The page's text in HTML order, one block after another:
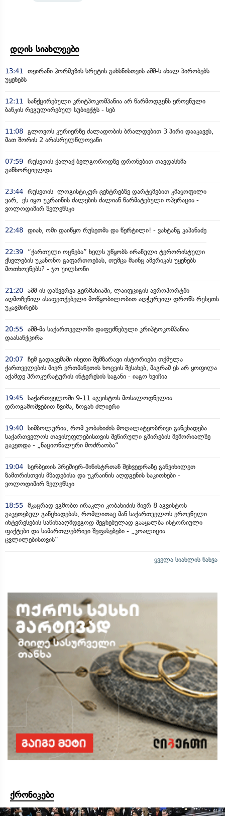
დღის სიახლეები
13:41
თეირანი ჰორმუზის სრუტის გახსნისთვის აშშ-ს ახალ პირობებს
უყენებს
12:11
სანქცირებული კრიტპოკომპანია არ წარმოდგენს ეროვნული
ბანკის რეგულირებულ სუბიექტს - სებ
11:08 გლოვოს კურიერზე ძალადობის ბრალდებით 3 პირი დააკავეს,
მათ შორის 2 არასრულწლოვანი
07:59 რუსეთის ქალაქ ბელგოროდზე დრონებით თავდასხმა
განხორციელდა
23:44 რუსეთის ლოგისტიკურ ცენტრებზე დარტყმებით კმაყოფილი
ვარ, ეს იყო უკრაინის ძალების ძალიან წარმატებული ოპერაცია -
ვოლოდიმირ ზელენსკი
22:48 დიახ, ომი დაიწყო რუსეთმა და წერტილი! - ვახტანგ კაპანაძე
22:39
“ქართული ოცნება” ხელს უწყობს ირანული ტერორისტული
ქსელების უკანონო გაფართოებას, თუმცა მაინც ამერიკას უყენებს
მოთხოვნებს? - ჯო უილსონი
21:20 აშშ-ის დაზვერვა გერმანიაში, ლაიფციგის აეროპორტში
აღმოჩენილ ასაფეთქებელი მოწყობილობით აღჭურვილ დრონს რუსეთს
უკავშირებს
20:55 აშშ-მა საქართველოში დაფუძნებული კრიპტოკომპანია
დაასანქცირა
20:07 ჩემ გადაცემაში ისეთი შემზარავი ისტორიები თქმულა
ქართველების მიერ ერთმანეთის ხოცვის შესახებ, მაგრამ ეს არ ყოფილა
აქამდე პროკურატურის ინტერესის საგანი - იაგო ხვიჩია
19:45 საქართველოში 9-11 აგვისტოს მოსალოდნელია
დროგამოშვებით წვიმა, ზოგან ძლიერი
19:40 სიმბოლურია, რომ კობახიძის მოღალატეობრივი განცხადება
საქართველოს თავისუფლებისთვის შეწირული გმირების მემორიალზე
გაკეთდა - „ნაციონალური მოძრაობა“
19:04 სერბეთის პრემიერ-მინისტრთან შეხვედრაზე განვიხილეთ
ზამთრისთვის მზადებისა და უკრაინის აღდგენის საკითხები -
ვოლოდიმირ ზელენსკი
18:55 მკაცრად ვგმობთ ირაკლი კობახიძის მიერ 8 აგვისტოს
გაკეთებულ განცხადებას, რომლითაც მან საქართველოს ეროვნული
ინტერესების საწინააღმდეგოდ შეგნებულად გააყალბა ისტორიული
ფაქტები და სამართლებრივი შეფასებები - „კოალიცია
ცვლილებისთვის“
ყველა სიახლის ნახვა
ქრონიკები